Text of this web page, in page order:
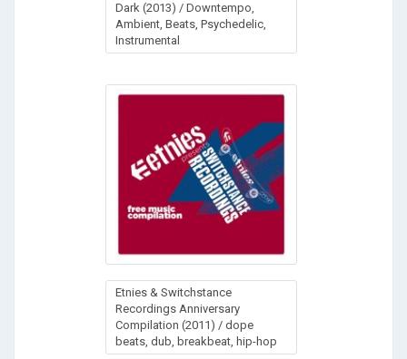
Dark (2013) / Downtempo,
Ambient, Beats, Psychedelic,
Instrumental
Etnies & Switchstance
Recordings Anniversary
Compilation (2011) / dope
beats, dub, breakbeat, hip-hop